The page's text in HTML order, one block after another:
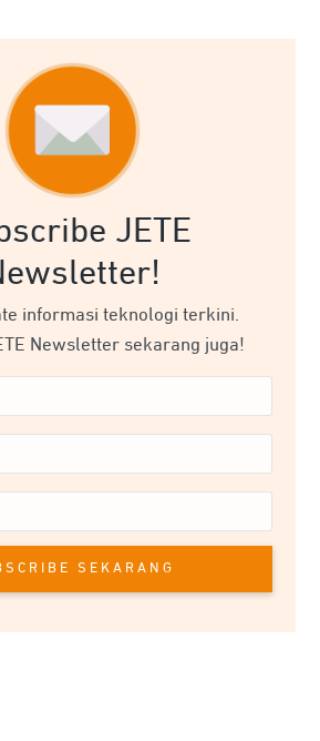
Rp 399.900.
JETE
informasi teknologi terkini.
Newsletter sekarang juga!
SEKARANG